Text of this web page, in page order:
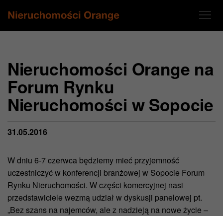
Nieruchomości Orange na
Forum Rynku
Nieruchomości w Sopocie
31.05.2016
W dniu 6-7 czerwca będziemy mieć przyjemność
uczestniczyć w konferencji branżowej w Sopocie Forum
Rynku Nieruchomości. W części komercyjnej nasi
przedstawiciele wezmą udział w dyskusji panelowej pt.
„Bez szans na najemców, ale z nadzieją na nowe życie –